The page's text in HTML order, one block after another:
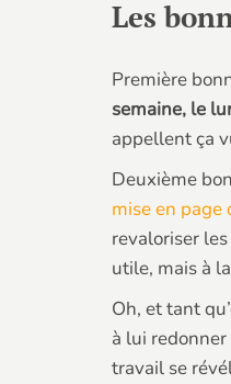
Les
Première
semaine, le
appellent ça
Deuxième
mise en page
revaloriser
utile, mais à
Oh, et tant
à lui redonner
travail se